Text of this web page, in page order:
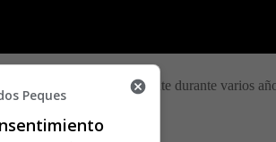
Se desarrolla lentamente durante varios
Peques